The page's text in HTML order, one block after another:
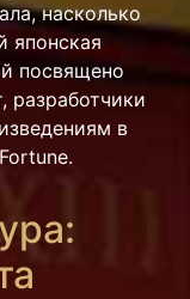
насколько
японская
посвящено
разработчики
в